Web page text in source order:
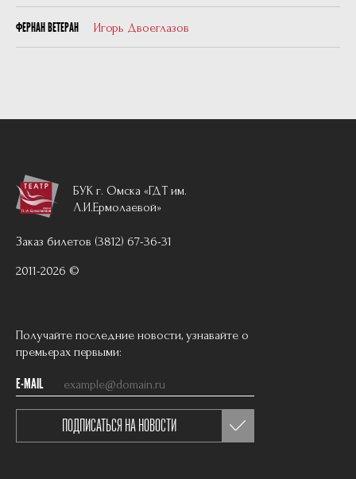
ФЕРНАН ВЕТЕРАН Игорь Двоеглазов
БУК г. Омска «ГДТ им.
Л.И.Ермолаевой»
Заказ билетов (3812) 67-36-31
2011-2026 ©
Получайте последние новости, узнавайте о
премьерах первыми:
E-MAIL
ПОДПИСАТЬСЯ НА НОВОСТИ